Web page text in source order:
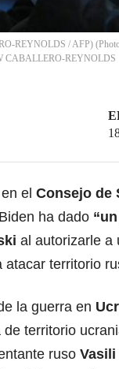
REYNOLDS / AFP)
CABALLERO-REYNOLDS
el Consejo de
ha dado
al autorizarle a
atacar territorio
la guerra en
territorio
ruso Vasili